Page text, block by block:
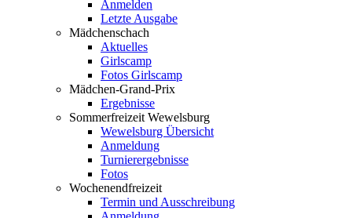
Anmelden
Letzte Ausgabe
Mädchenschach
Aktuelles
Girlscamp
Fotos Girlscamp
Mädchen-Grand-Prix
Ergebnisse
Sommerfreizeit Wewelsburg
Wewelsburg Übersicht
Anmeldung
Turnierergebnisse
Fotos
Wochenendfreizeit
Termin und Ausschreibung